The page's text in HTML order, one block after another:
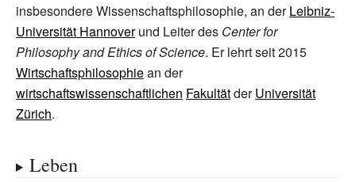
insbesondere Wissenschaftsphilosophie, an derLeibniz-
Universität Hannoverund Leiter des Center for
Philosophy and Ethics of Science. Er lehrt seit 2015
Wirtschaftsphilosophiean der
wirtschaftswissenschaftlichen FakultätderUniversität
Zürich.
Leben